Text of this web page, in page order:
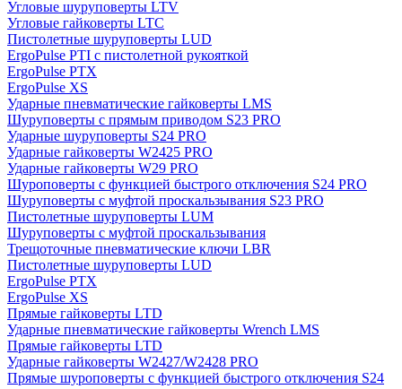
Угловые шуруповерты LTV
Угловые гайковерты LTC
Пистолетные шуруповерты LUD
ErgoPulse PTI с пистолетной рукояткой
ErgoPulse PTX
ErgoPulse XS
Ударные пневматические гайковерты LMS
Шуруповерты с прямым приводом S23 PRO
Ударные шуруповерты S24 PRO
Ударные гайковерты W2425 PRO
Ударные гайковерты W29 PRO
Шуроповерты с функцией быстрого отключения S24 PRO
Шуруповерты с муфтой проскальзывания S23 PRO
Пистолетные шуруповерты LUM
Шуруповерты с муфтой проскальзывания
Трещоточные пневматические ключи LBR
Пистолетные шуруповерты LUD
ErgoPulse PTX
ErgoPulse XS
Прямые гайковерты LTD
Ударные пневматические гайковерты Wrench LMS
Прямые гайковерты LTD
Ударные гайковерты W2427/W2428 PRO
Прямые шуроповерты с функцией быстрого отключения S24